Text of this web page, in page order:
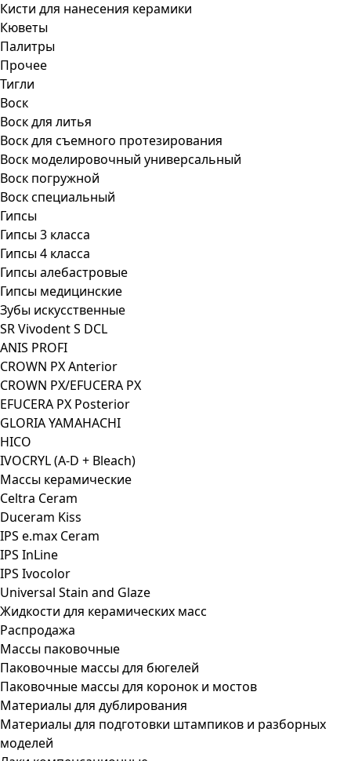
Кисти для нанесения керамики
Кюветы
Палитры
Прочее
Тигли
Воск
Воск для литья
Воск для съемного протезирования
Воск моделировочный универсальный
Воск погружной
Воск специальный
Гипсы
Гипсы 3 класса
Гипсы 4 класса
Гипсы алебастровые
Гипсы медицинские
Зубы искусственные
SR Vivodent S DCL
ANIS PROFI
CROWN PX Anterior
CROWN PX/EFUCERA PX
EFUCERA PX Posterior
GLORIA YAMAHACHI
HICO
IVOCRYL (A-D + Bleach)
Массы керамические
Celtra Ceram
Duceram Kiss
IPS e.max Ceram
IPS InLine
IPS Ivocolor
Universal Stain and Glaze
Жидкости для керамических масс
Распродажа
Массы паковочные
Паковочные массы для бюгелей
Паковочные массы для коронок и мостов
Материалы для дублирования
Материалы для подготовки штампиков и разборных
моделей